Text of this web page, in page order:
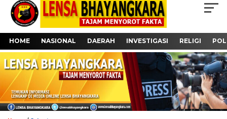
HOME NASIONAL DAERAH INVESTIGASI RELIGI